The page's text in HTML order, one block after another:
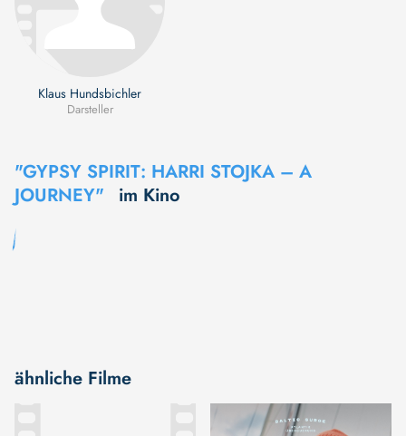
Klaus Hundsbichler
Darsteller
"GYPSY SPIRIT: HARRI STOJKA – A
JOURNEY"
im Kino
ähnliche Filme